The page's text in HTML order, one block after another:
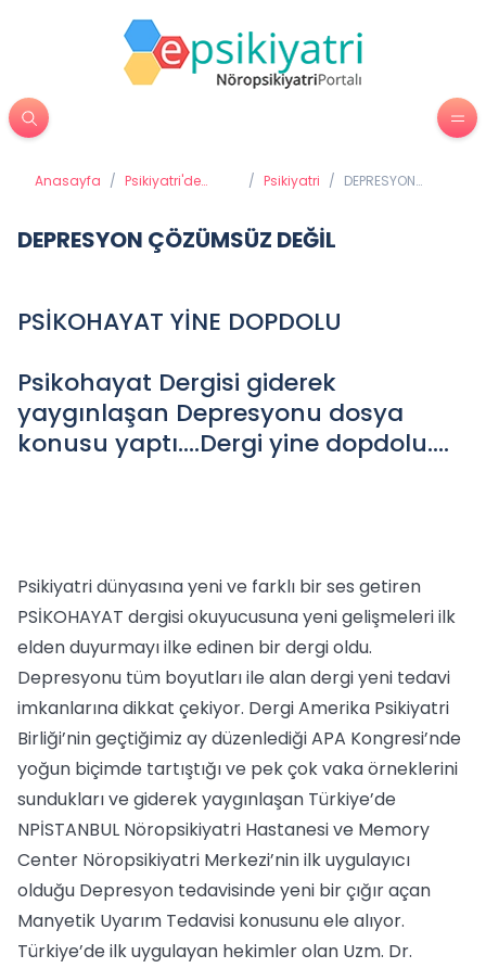
Anasayfa / Psikiyatri'de
/ Psikiyatri / DEPRESYON
DEPRESYON ÇÖZÜMSÜZ DEĞİL
PSİKOHAYAT YİNE DOPDOLU
Psikohayat Dergisi giderek
yaygınlaşan Depresyonu dosya
konusu yaptı….Dergi yine dopdolu….
Psikiyatri dünyasına yeni ve farklı bir ses getiren
PSİKOHAYAT dergisi okuyucusuna yeni gelişmeleri ilk
elden duyurmayı ilke edinen bir dergi oldu.
Depresyonu tüm boyutları ile alan dergi yeni tedavi
imkanlarına dikkat çekiyor. Dergi Amerika Psikiyatri
Birliği’nin geçtiğimiz ay düzenlediği APA Kongresi’nde
yoğun biçimde tartıştığı ve pek çok vaka örneklerini
sundukları ve giderek yaygınlaşan Türkiye’de
NPİSTANBUL Nöropsikiyatri Hastanesi ve Memory
Center Nöropsikiyatri Merkezi’nin ilk uygulayıcı
olduğu Depresyon tedavisinde yeni bir çığır açan
Manyetik Uyarım Tedavisi konusunu ele alıyor.
Türkiye’de ilk uygulayan hekimler olan Uzm. Dr.